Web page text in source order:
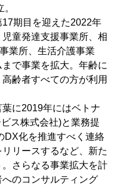
期目を迎えた2022年
童発達支援事業所、相
業所、生活介護事業
で事業を拡大。年齢に
齢者すべての方が利用
葉に2019年にはベトナ
ス株式会社)と業務提
DX化を推進すべく連絡
リースするなど、新た
さらなる事業拡大を計
のコンサルティング